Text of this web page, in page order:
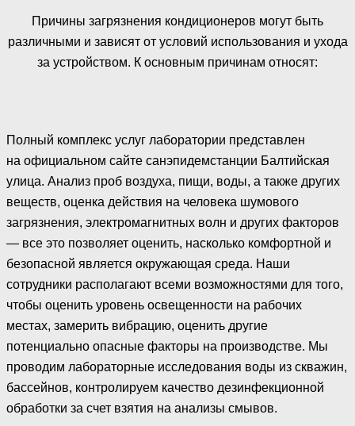
Причины загрязнения кондиционеров могут быть
различными и зависят от условий использования и ухода
за устройством. К основным причинам относят:
Полный комплекс услуг лаборатории представлен
на официальном сайте санэпидемстанции Балтийская
улица. Анализ проб воздуха, пищи, воды, а также других
веществ, оценка действия на человека шумового
загрязнения, электромагнитных волн и других факторов
— все это позволяет оценить, насколько комфортной и
безопасной является окружающая среда. Наши
сотрудники располагают всеми возможностями для того,
чтобы оценить уровень освещенности на рабочих
местах, замерить вибрацию, оценить другие
потенциально опасные факторы на производстве. Мы
проводим лабораторные исследования воды из скважин,
бассейнов, контролируем качество дезинфекционной
обработки за счет взятия на анализы смывов.